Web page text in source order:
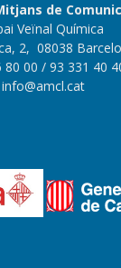
de
Veïnal Química
2, 08038
80 00 / 93 331 40
info@amcl.cat